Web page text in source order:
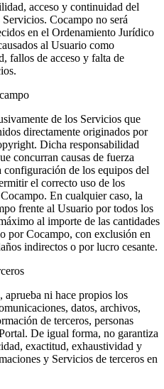
acceso y continuidad del
Cocampo no será
en el Ordenamiento Jurídico
al Usuario como
fallos de acceso y falta de
de los Servicios que
directamente originados por
Dicha responsabilidad
concurran causas de fuerza
configuración de los equipos del
el correcto uso de los
En cualquier caso, la
frente al Usuario por todos los
al importe de las cantidades
por Cocampo, con exclusión en
indirectos o por lucro cesante.
ni hace propios los
datos, archivos,
de terceros, personas
De igual forma, no garantiza
exactitud, exhaustividad y
y Servicios de terceros en